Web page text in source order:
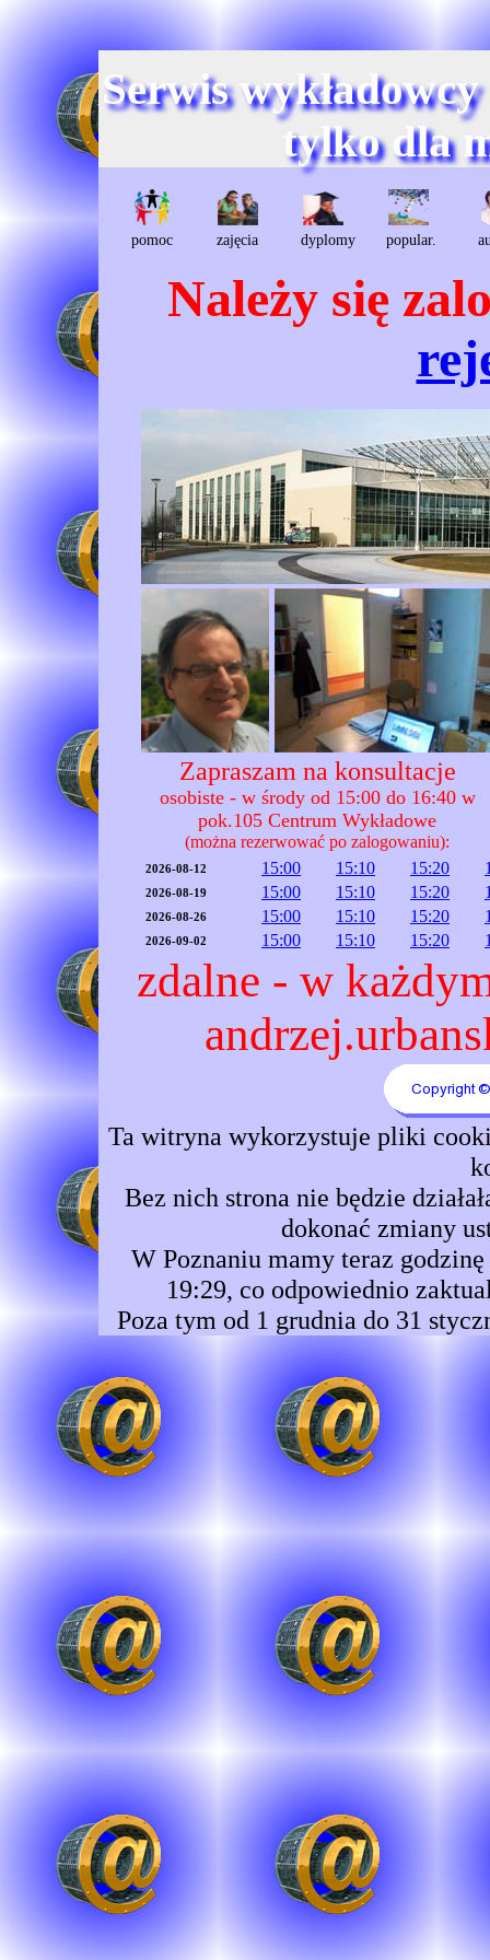
Serwis
tylko dla
pomoc zajęcia dyplomy popular.
Należy się
Zapraszam na konsultacje
osobiste - w środy od 15:00 do 16:40 w
pok.105 Centrum Wykładowe
(można rezerwować po zalogowaniu):
2026-08-12 15:00 15:10 15:20
2026-08-19 15:00 15:10 15:20
2026-08-26 15:00 15:10 15:20
2026-09-02 15:00 15:10 15:20
zdalne - w
Ta witryna wykorzystuje pliki
Bez nich strona nie będzie
dokonać zmiany
W Poznaniu mamy teraz
19:29, co odpowiednio
Poza tym od 1 grudnia do 31